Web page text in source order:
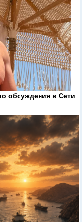
обсуждения в Сети